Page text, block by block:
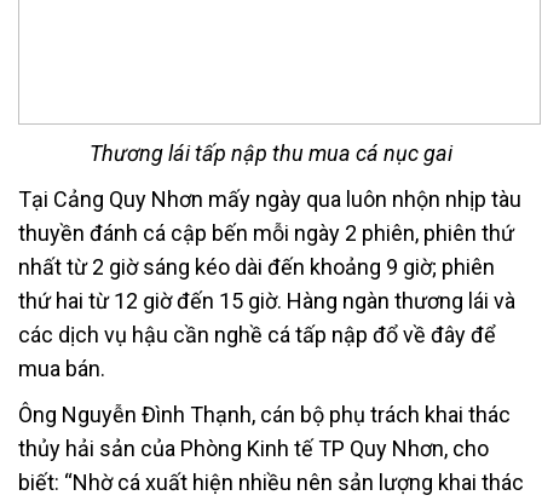
Thương lái tấp nập thu mua cá nục gai
Tại Cảng Quy Nhơn mấy ngày qua luôn nhộn nhịp tàu
thuyền đánh cá cập bến mỗi ngày 2 phiên, phiên thứ
nhất từ 2 giờ sáng kéo dài đến khoảng 9 giờ; phiên
thứ hai từ 12 giờ đến 15 giờ. Hàng ngàn thương lái và
các dịch vụ hậu cần nghề cá tấp nập đổ về đây để
mua bán.
Ông Nguyễn Đình Thạnh, cán bộ phụ trách khai thác
thủy hải sản của Phòng Kinh tế TP Quy Nhơn, cho
biết: “Nhờ cá xuất hiện nhiều nên sản lượng khai thác